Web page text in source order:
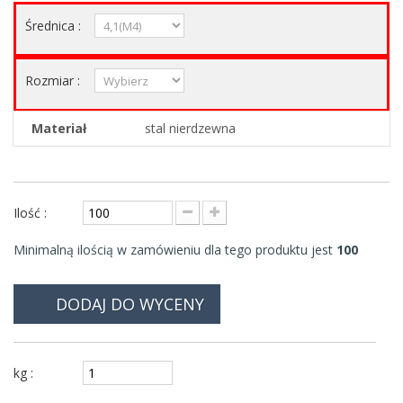
Średnica :
Rozmiar :
Materiał stal nierdzewna
Ilość :
Minimalną ilością w zamówieniu dla tego produktu jest 100
DODAJ DO WYCENY
kg :